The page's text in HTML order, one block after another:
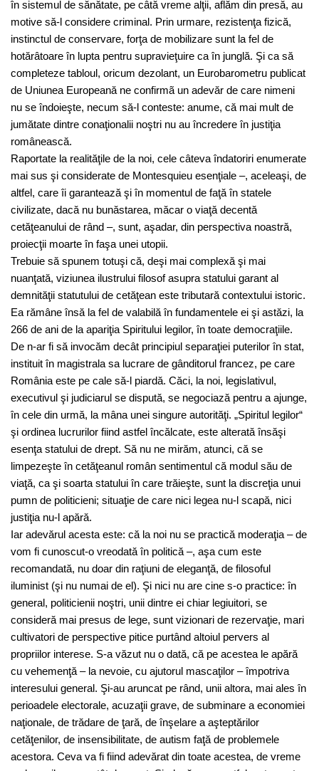
în sistemul de sănătate, pe câtă vreme alţii, aflăm din presă, au
motive să-l considere criminal. Prin urmare, rezistenţa fizică,
instinctul de conservare, forţa de mobilizare sunt la fel de
hotărâtoare în lupta pentru supravieţuire ca în junglă. Şi ca să
completeze tabloul, oricum dezolant, un Eurobarometru publicat
de Uniunea Europeană ne confirmã un adevăr de care nimeni
nu se îndoieşte, necum să-l conteste: anume, că mai mult de
jumătate dintre conaţionalii noştri nu au încredere în justiţia
românească.
Raportate la realităţile de la noi, cele câteva îndatoriri enumerate
mai sus şi considerate de Montesquieu esenţiale –, aceleaşi, de
altfel, care îi garantează şi în momentul de faţă în statele
civilizate, dacă nu bunăstarea, măcar o viaţă decentă
cetăţeanului de rând –, sunt, aşadar, din perspectiva noastră,
proiecţii moarte în faşa unei utopii.
Trebuie să spunem totuşi că, deşi mai complexă şi mai
nuanţată, viziunea ilustrului filosof asupra statului garant al
demnităţii statutului de cetăţean este tributară contextului istoric.
Ea rămâne însă la fel de valabilă în fundamentele ei şi astăzi, la
266 de ani de la apariţia Spiritului legilor, în toate democraţiile.
De n-ar fi să invocăm decât principiul separaţiei puterilor în stat,
instituit în magistrala sa lucrare de gânditorul francez, pe care
România este pe cale să-l piardă. Căci, la noi, legislativul,
executivul şi judiciarul se dispută, se negociază pentru a ajunge,
în cele din urmă, la mâna unei singure autorităţi. „Spiritul legilor“
şi ordinea lucrurilor fiind astfel încălcate, este alterată însăşi
esenţa statului de drept. Să nu ne mirăm, atunci, că se
limpezeşte în cetăţeanul român sentimentul că modul său de
viaţă, ca şi soarta statului în care trăieşte, sunt la discreţia unui
pumn de politicieni; situaţie de care nici legea nu-l scapă, nici
justiţia nu-l apără.
Iar adevărul acesta este: că la noi nu se practică moderaţia – de
vom fi cunoscut-o vreodată în politică –, aşa cum este
recomandată, nu doar din raţiuni de eleganţă, de filosoful
iluminist (şi nu numai de el). Şi nici nu are cine s-o practice: în
general, politicienii noştri, unii dintre ei chiar legiuitori, se
consideră mai presus de lege, sunt vizionari de rezervaţie, mari
cultivatori de perspective pitice purtând altoiul pervers al
propriilor interese. S-a văzut nu o dată, că pe acestea le apără
cu vehemenţă – la nevoie, cu ajutorul mascaţilor – împotriva
interesului general. Şi-au aruncat pe rând, unii altora, mai ales în
perioadele electorale, acuzaţii grave, de subminare a economiei
naţionale, de trădare de ţară, de înşelare a aşteptărilor
cetăţenilor, de insensibilitate, de autism faţă de problemele
acestora. Ceva va fi fiind adevărat din toate acestea, de vreme